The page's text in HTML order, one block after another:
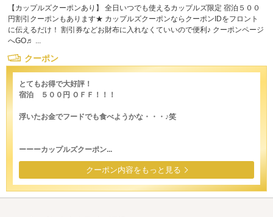
【カップルズクーポンあり】 全日いつでも使えるカップルズ限定 宿泊５００
円割引クーポンもあります★ カップルズクーポンならクーポンIDをフロント
に伝えるだけ！ 割引券などお財布に入れなくていいので便利♪ クーポンページ
へGO♬ ...
クーポン
とてもお得で大好評！
宿泊 ５００円 ＯＦＦ！！！
浮いたお金でフードでも食べようかな・・・♪笑
ーーーカップルズクーポン...
クーポン内容をもっと見る